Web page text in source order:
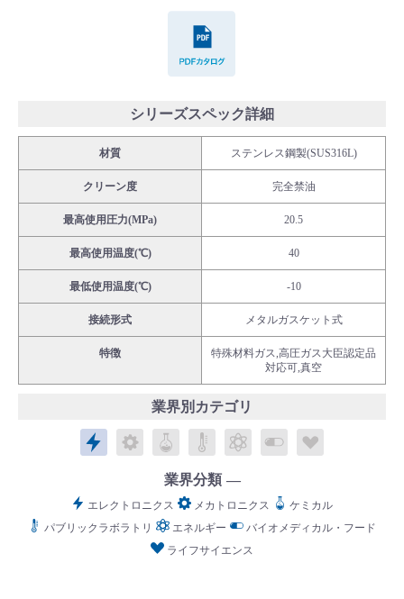
ログイン
会社情報
Corporate Blog
採用情報
Language：日本語／English
お問い合わせ
シリーズスペック詳細
材質 ステンレス鋼製(SUS316L)
クリーン度 完全禁油
最高使用圧力(MPa) 20.5
最高使用温度(℃) 40
最低使用温度(℃) -10
接続形式 メタルガスケット式
特徴
特殊材料ガス,高圧ガス大臣認定品
対応可,真空
業界別カテゴリ
エレクトロニクス
メカトロニクス
ケミカルパブリックラボラトリ
エネルギーバイオメディカ
業界分類
エレクトロニクス メカトロニクス
ケミカル
パブリックラボラトリ
エネルギー
バイオメディカル・フード
ライフサイエンス